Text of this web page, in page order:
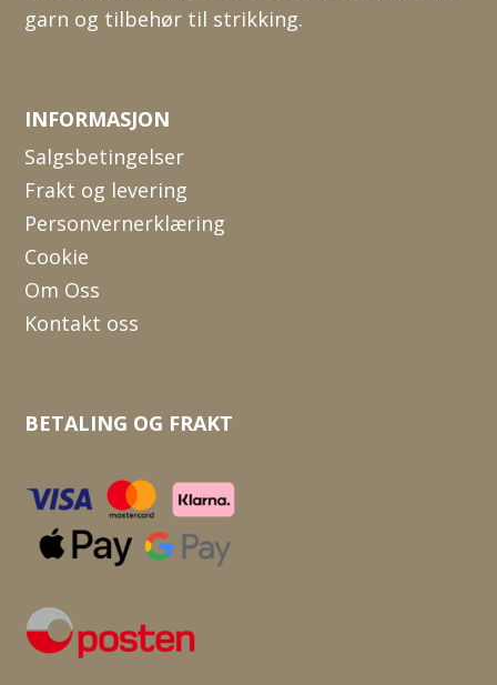
garn og tilbehør til strikking.
INFORMASJON
Salgsbetingelser
Frakt og levering
Personvernerklæring
Cookie
Om Oss
Kontakt oss
BETALING OG FRAKT